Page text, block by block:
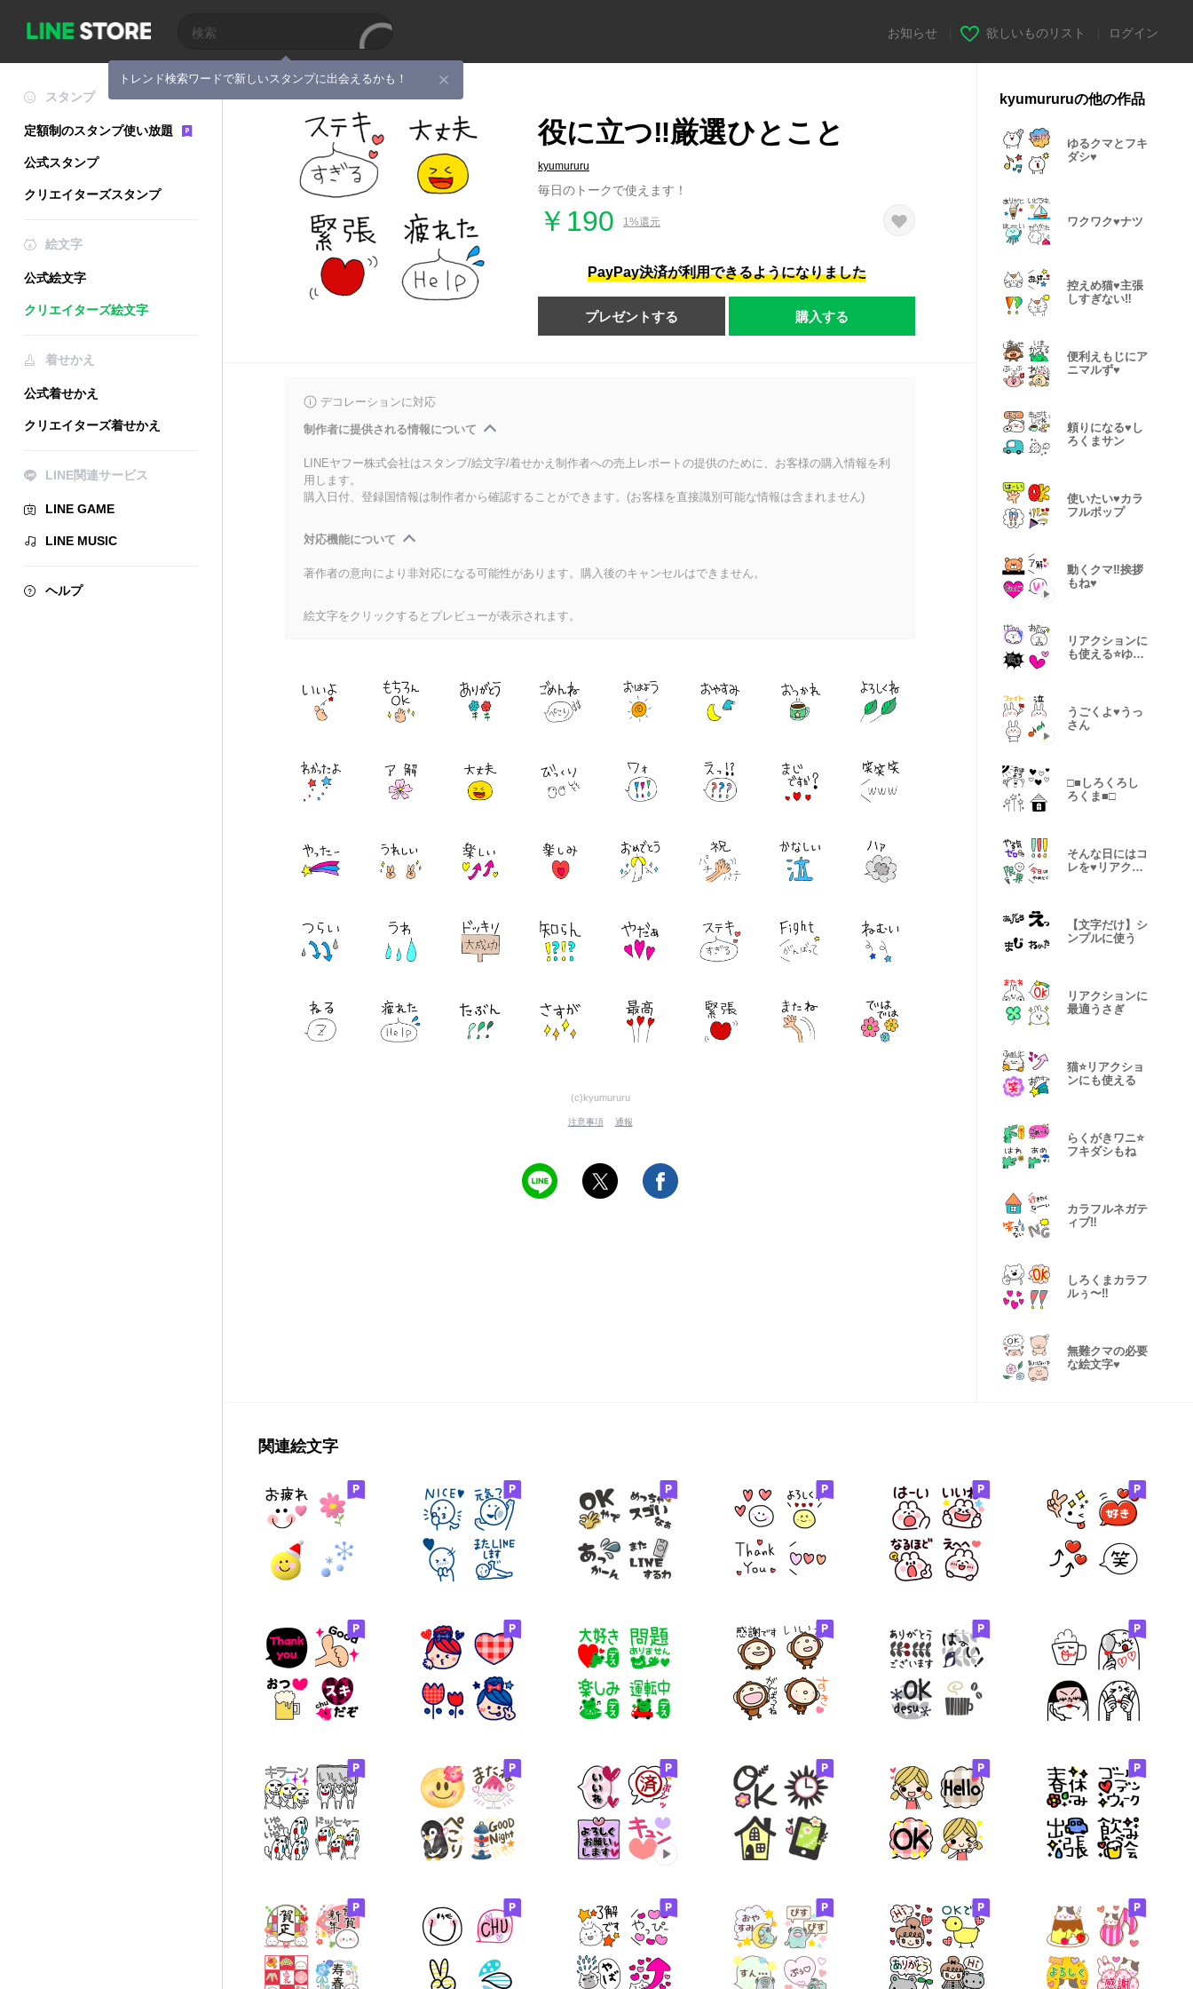
トレンド検索ワードで新しいスタンプに出会えるかも！
お知らせ 欲しいものリスト ログイン
スタンプ
定額制のスタンプ使い放題
公式スタンプ
クリエイターズスタンプ
絵文字
公式絵文字
クリエイターズ絵文字
着せかえ
公式着せかえ
クリエイターズ着せかえ
LINE関連サービス
LINE GAME
LINE MUSIC
ヘルプ
役に立つ‼️厳選ひとこと
kyumururu
毎日のトークで使えます！
￥190 1%還元
PayPay決済が利用できるようになりました
プレゼントする 購入する
デコレーションに対応
制作者に提供される情報について
LINEヤフー株式会社はスタンプ/絵文字/着せかえ制作者への売上レポートの提供のために、お客様の購入情報を利
用します。
購入日付、登録国情報は制作者から確認することができます。(お客様を直接識別可能な情報は含まれません)
対応機能について
著作者の意向により非対応になる可能性があります。購入後のキャンセルはできません。
絵文字をクリックするとプレビューが表示されます。
(c)kyumururu
注意事項 通報
kyumururuの他の作品
ゆるクマとフキ
ダシ♥️
ワクワク♥️ナツ
控えめ猫♥️主張
しすぎない‼️
便利えもじにア
ニマルず♥️
頼りになる♥️し
ろくまサン
使いたい♥️カラ
フルポップ
動くクマ‼️挨拶
もね♥️
リアクションに
も使える⭐️ゆる
うごくよ♥️うっ
さん
□■しろくろし
ろくま■□
そんな日にはコ
レを♥️リアクシ
【文字だけ】シ
ンプルに使う
リアクションに
最適うさぎ
猫⭐️リアクショ
ンにも使える
らくがきワニ⭐️
フキダシもね
カラフルネガテ
ィブ‼️
しろくまカラフ
ルぅ〜‼️
無難クマの必要
な絵文字♥️
関連絵文字